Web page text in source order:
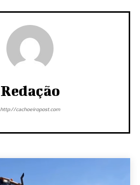
Redação
http://cachoeiropost.com